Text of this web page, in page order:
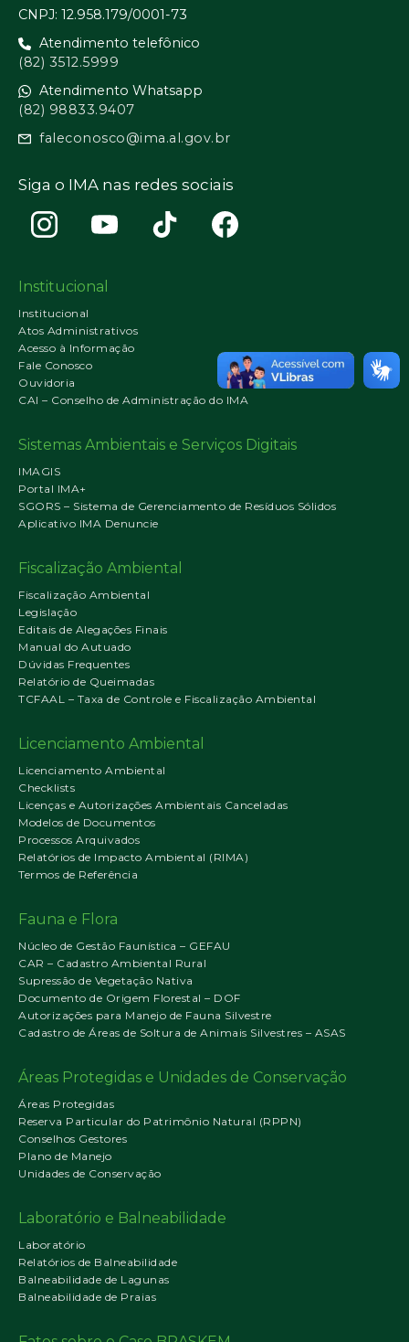
CNPJ: 12.958.179/0001-73
Atendimento telefônico
(82) 3512.5999
Atendimento Whatsapp
(82) 98833.9407
faleconosco@ima.al.gov.br
Siga o IMA nas redes sociais
Institucional
Institucional
Atos Administrativos
Acesso à Informação
Fale Conosco
Ouvidoria
CAI – Conselho de Administração do IMA
Sistemas Ambientais e Serviços Digitais
IMAGIS
Portal IMA+
SGORS – Sistema de Gerenciamento de Resíduos Sólidos
Aplicativo IMA Denuncie
Fiscalização Ambiental
Fiscalização Ambiental
Legislação
Editais de Alegações Finais
Manual do Autuado
Dúvidas Frequentes
Relatório de Queimadas
TCFAAL – Taxa de Controle e Fiscalização Ambiental
Licenciamento Ambiental
Licenciamento Ambiental
Checklists
Licenças e Autorizações Ambientais Canceladas
Modelos de Documentos
Processos Arquivados
Relatórios de Impacto Ambiental (RIMA)
Termos de Referência
Fauna e Flora
Núcleo de Gestão Faunística – GEFAU
CAR – Cadastro Ambiental Rural
Supressão de Vegetação Nativa
Documento de Origem Florestal – DOF
Autorizações para Manejo de Fauna Silvestre
Cadastro de Áreas de Soltura de Animais Silvestres – ASAS
Áreas Protegidas e Unidades de Conservação
Áreas Protegidas
Reserva Particular do Patrimônio Natural (RPPN)
Conselhos Gestores
Plano de Manejo
Unidades de Conservação
Laboratório e Balneabilidade
Laboratório
Relatórios de Balneabilidade
Balneabilidade de Lagunas
Balneabilidade de Praias